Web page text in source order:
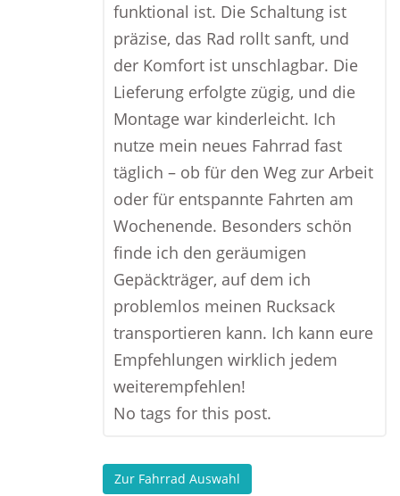
funktional ist. Die Schaltung ist
präzise, das Rad rollt sanft, und
der Komfort ist unschlagbar. Die
Lieferung erfolgte zügig, und die
Montage war kinderleicht. Ich
nutze mein neues Fahrrad fast
täglich – ob für den Weg zur Arbeit
oder für entspannte Fahrten am
Wochenende. Besonders schön
finde ich den geräumigen
Gepäckträger, auf dem ich
problemlos meinen Rucksack
transportieren kann. Ich kann eure
Empfehlungen wirklich jedem
weiterempfehlen!
No tags for this post.
Zur Fahrrad Auswahl